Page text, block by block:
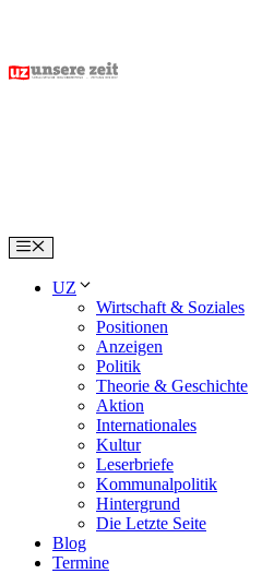
content
Menu
UZ
Wirtschaft & Soziales
Positionen
Anzeigen
Politik
Theorie & Geschichte
Aktion
Internationales
Kultur
Leserbriefe
Kommunalpolitik
Hintergrund
Die Letzte Seite
Blog
Termine